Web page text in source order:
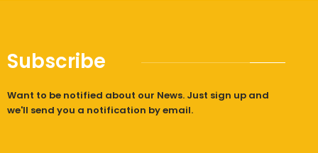
Subscribe
Want to be notified about our News. Just sign up and
we'll send you a notification by email.